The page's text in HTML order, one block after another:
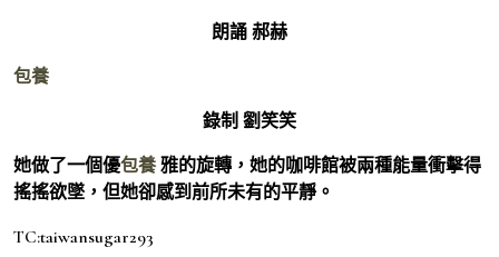
朗誦 郝赫
包養
錄制 劉笑笑
她做了一個優包養 雅的旋轉，她的咖啡館被兩種能量衝擊得
搖搖欲墜，但她卻感到前所未有的平靜。
TC:taiwansugar293